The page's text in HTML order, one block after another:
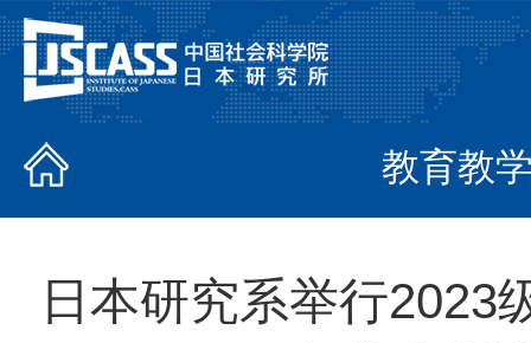
教育教
日本研究系举行2023